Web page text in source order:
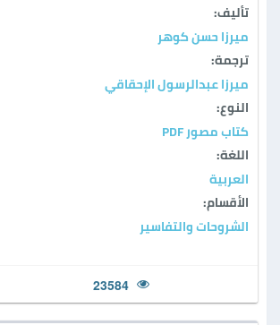
تأليف:
ميرزا حسن كوهر
ترجمة:
ميرزا عبدالرسول الإحقاقي
النوع:
كتاب مصور PDF
اللغة:
العربية
الأقسام:
الشروحات والتفاسير
23584